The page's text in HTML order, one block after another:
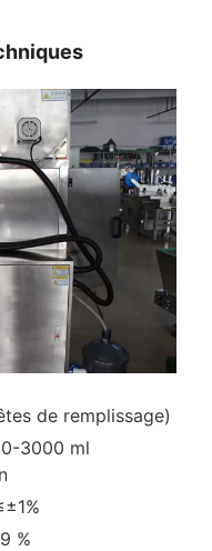
de remplissage)
3000 ml
%